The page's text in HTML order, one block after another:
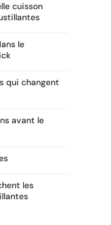
cuisson
le
qui changent
avant le
les